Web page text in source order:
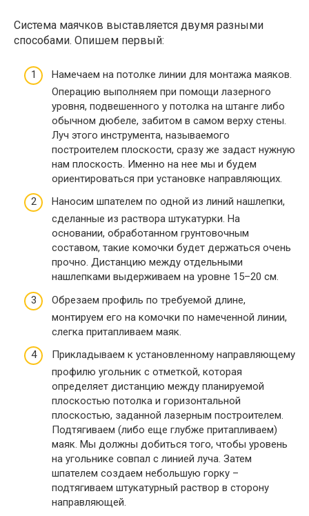
Система маячков выставляется двумя разными
способами. Опишем первый:
Намечаем на потолке линии для монтажа маяков.
Операцию выполняем при помощи лазерного
уровня, подвешенного у потолка на штанге либо
обычном дюбеле, забитом в самом верху стены.
Луч этого инструмента, называемого
построителем плоскости, сразу же задаст нужную
нам плоскость. Именно на нее мы и будем
ориентироваться при установке направляющих.
Наносим шпателем по одной из линий нашлепки,
сделанные из раствора штукатурки. На
основании, обработанном грунтовочным
составом, такие комочки будет держаться очень
прочно. Дистанцию между отдельными
нашлепками выдерживаем на уровне 15–20 см.
Обрезаем профиль по требуемой длине,
монтируем его на комочки по намеченной линии,
слегка притапливаем маяк.
Прикладываем к установленному направляющему
профилю угольник с отметкой, которая
определяет дистанцию между планируемой
плоскостью потолка и горизонтальной
плоскостью, заданной лазерным построителем.
Подтягиваем (либо еще глубже притапливаем)
маяк. Мы должны добиться того, чтобы уровень
на угольнике совпал с линией луча. Затем
шпателем создаем небольшую горку –
подтягиваем штукатурный раствор в сторону
направляющей.